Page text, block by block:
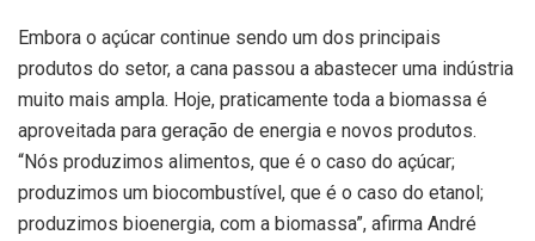
Embora o açúcar continue sendo um dos principais
produtos do setor, a cana passou a abastecer uma indústria
muito mais ampla. Hoje, praticamente toda a biomassa é
aproveitada para geração de energia e novos produtos.
“Nós produzimos alimentos, que é o caso do açúcar;
produzimos um biocombustível, que é o caso do etanol;
produzimos bioenergia, com a biomassa”, afirma André